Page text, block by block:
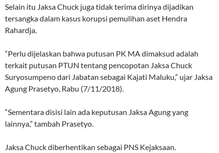
Selain itu Jaksa Chuck juga tidak terima dirinya dijadikan
tersangka dalam kasus korupsi pemulihan aset Hendra
Rahardja.
“Perlu dijelaskan bahwa putusan PK MA dimaksud adalah
terkait putusan PTUN tentang pencopotan Jaksa Chuck
Suryosumpeno dari Jabatan sebagai Kajati Maluku,” ujar Jaksa
Agung Prasetyo, Rabu (7/11/2018).
“Sementara disisi lain ada keputusan Jaksa Agung yang
lainnya,” tambah Prasetyo.
Jaksa Chuck diberhentikan sebagai PNS Kejaksaan.